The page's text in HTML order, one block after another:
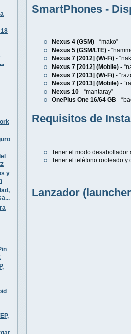
y
SmartPhones -
Nexus 4 (GSM) - “mako”
Nexus 5 (GSM/LTE) -
Nexus 7 [2012] (Wi-Fi) -
Nexus 7 [2012] (Mobile) -
Nexus 7 [2013] (Wi-Fi) -
Nexus 7 [2013] (Mobile) -
Nexus 10 - “mantaray”
OnePlus One 16/64 GB -
Requisitos de
Tener el modo desabollador
Tener el teléfono rooteado y
Lanzador